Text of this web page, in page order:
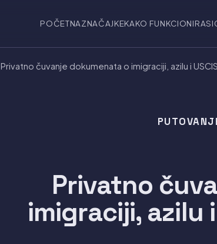
POČETNAZNAČAJKEKAKO FUNKCIONIRA
Privatno čuvanje dokumenata o imigraciji, azilu i
Privatno
imigraciji, azilu